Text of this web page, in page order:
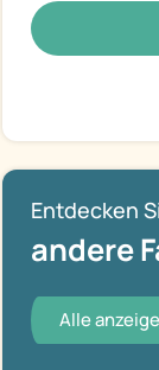
Entdecken
andere
Alle